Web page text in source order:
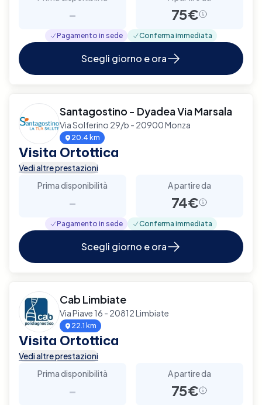
- 75€
Pagamento in sede Conferma immediata
Scegli giorno e ora
Santagostino - Dyadea Via Marsala
Via Solferino 29/b - 20900 Monza
20.4 km
Visita Ortottica
Vedi altre prestazioni
Prima disponibilità
-
A partire da
74€
Pagamento in sede Conferma immediata
Scegli giorno e ora
Cab Limbiate
Via Piave 16 - 20812 Limbiate
22.1 km
Visita Ortottica
Vedi altre prestazioni
Prima disponibilità
-
A partire da
75€